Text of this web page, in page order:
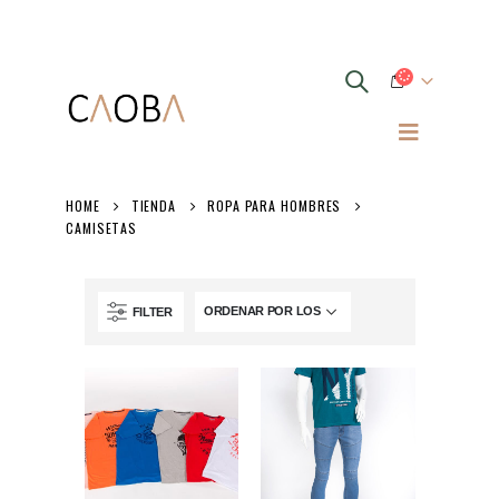
HOME TIENDA
ROPA PARA HOMBRES
CAMISETAS
FILTER